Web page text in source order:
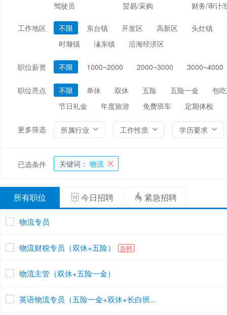
驾驶员
贸易/采购
财务/审计/
美容/美发
市场/媒介/公关
广告/会展/咨询
能源/电力/矿产
环保
工作地区 不限 东台镇 开发区 高新区 头灶镇
时堰镇
溱东镇 沿海经济区
职位薪资 不限 1000~2000 2000~3000 3000~4000
职位亮点 不限 单休 双休 五险 五险一金
包吃
节日礼金
年度旅游 免费班车 定期体检
更多筛选 所属行业 工作性质 学历要求
已选条件 关键词： 物流
所有职位 今日招聘 紧急招聘
物流专员
物流财税专员（双休+五险） 急聘
物流主管（双休+五险一金）
英语物流专员（五险一金+双休+长白班...